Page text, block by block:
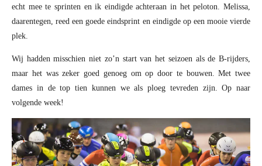
echt mee te sprinten en ik eindigde achteraan in het peloton. Melissa,
daarentegen, reed een goede eindsprint en eindigde op een mooie vierde
plek.
Wij hadden misschien niet zo’n start van het seizoen als de B-rijders,
maar het was zeker goed genoeg om op door te bouwen. Met twee
dames in de top tien kunnen we als ploeg tevreden zijn. Op naar
volgende week!